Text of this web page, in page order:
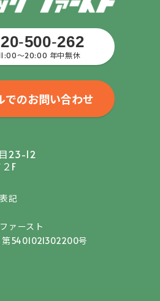
-500-262
〜20:00 年中無休
でのお問い合わせ
23-12
F
記
ァースト
5401021302200号